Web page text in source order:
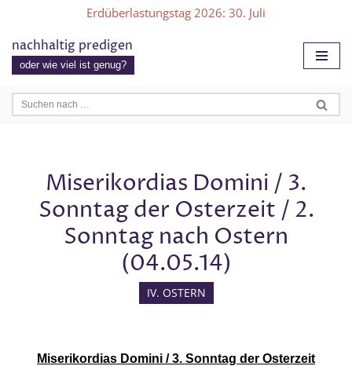
Zum
Inhalt
Erdüberlastungstag 2026: 30. Juli
nachhaltig predigen
oder wie viel ist genug?
Miserikordias Domini / 3.
Sonntag der Osterzeit / 2.
Sonntag nach Ostern
(04.05.14)
IV. OSTERN
Miserikordias Domini /3. Sonntag der Osterzeit